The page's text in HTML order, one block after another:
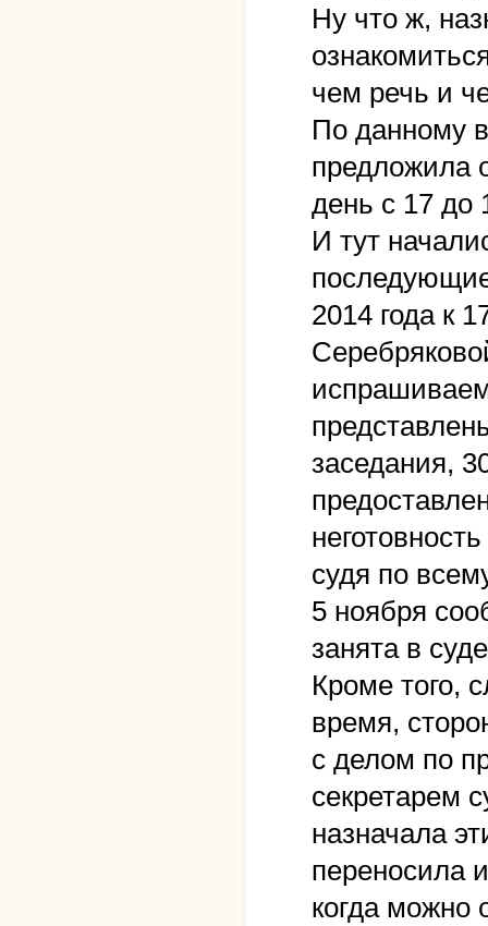
Ну что ж,
чем речь и
По данному
предложила
день с 17 до
И тут
2014 года к
заседания,
судя по
5 ноября
занята в
Кроме того,
время,
с делом по
секретарем
назначала
переносила
когда можно